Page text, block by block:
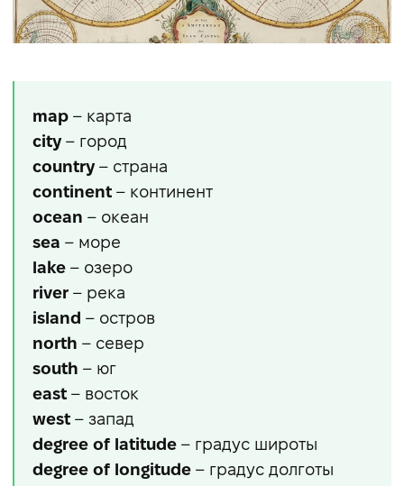
map – карта
city– город
country– страна
continent – континент
ocean – океан
sea – море
lake – озеро
river – река
island – остров
north – север
south – юг
east – восток
west – запад
degree of latitude – градус широты
degree of longitude – градус долготы